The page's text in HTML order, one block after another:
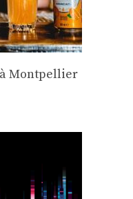
Montpellier